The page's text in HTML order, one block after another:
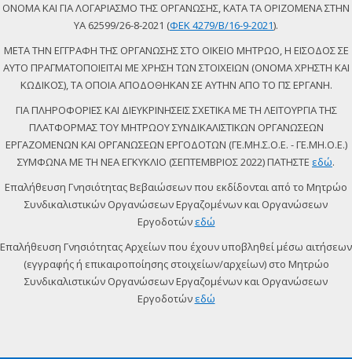
ΟΝΟΜΑ ΚΑΙ ΓΙΑ ΛΟΓΑΡΙΑΣΜΟ ΤΗΣ ΟΡΓΑΝΩΣΗΣ, ΚΑΤΑ ΤΑ ΟΡΙΖΟΜΕΝΑ ΣΤΗΝ
ΥΑ 62599/26-8-2021 (ΦΕΚ 4279/Β/16-9-2021).
ΜΕΤΑ ΤΗΝ ΕΓΓΡΑΦΗ ΤΗΣ ΟΡΓΑΝΩΣΗΣ ΣΤΟ ΟΙΚΕΙΟ ΜΗΤΡΩΟ, Η ΕΙΣΟΔΟΣ ΣΕ
ΑΥΤΟ ΠΡΑΓΜΑΤΟΠΟΙΕΙΤΑΙ ΜΕ ΧΡΗΣΗ ΤΩΝ ΣΤΟΙΧΕΙΩΝ (ΟΝΟΜΑ ΧΡΗΣΤΗ ΚΑΙ
ΚΩΔΙΚΟΣ), ΤΑ ΟΠΟΙΑ ΑΠΟΔΟΘΗΚΑΝ ΣΕ ΑΥΤΗΝ ΑΠΟ ΤΟ ΠΣ ΕΡΓΑΝΗ.
ΓΙΑ ΠΛΗΡΟΦΟΡΙΕΣ ΚΑΙ ΔΙΕΥΚΡΙΝΗΣΕΙΣ ΣΧΕΤΙΚΑ ΜΕ ΤΗ ΛΕΙΤΟΥΡΓΙΑ ΤΗΣ
ΠΛΑΤΦΟΡΜΑΣ ΤΟΥ ΜΗΤΡΩΟΥ ΣΥΝΔΙΚΑΛΙΣΤΙΚΩΝ ΟΡΓΑΝΩΣΕΩΝ
ΕΡΓΑΖΟΜΕΝΩΝ ΚΑΙ ΟΡΓΑΝΩΣΕΩΝ ΕΡΓΟΔΟΤΩΝ (ΓΕ.ΜΗ.Σ.Ο.Ε. - ΓΕ.ΜΗ.Ο.Ε.)
ΣΥΜΦΩΝΑ ΜΕ ΤΗ ΝΕΑ ΕΓΚΥΚΛΙΟ (ΣΕΠΤΕΜΒΡΙΟΣ 2022) ΠΑΤΗΣΤΕ εδώ.
Επαλήθευση Γνησιότητας Βεβαιώσεων που εκδίδονται από το Μητρώο
Συνδικαλιστικών Οργανώσεων Εργαζομένων και Οργανώσεων
Εργοδοτών εδώ
Επαλήθευση Γνησιότητας Αρχείων που έχουν υποβληθεί μέσω αιτήσεων
(εγγραφής ή επικαιροποίησης στοιχείων/αρχείων) στο Μητρώο
Συνδικαλιστικών Οργανώσεων Εργαζομένων και Οργανώσεων
Εργοδοτών εδώ